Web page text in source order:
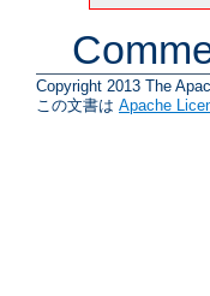
Copyright 2013 The
この文書は Apache